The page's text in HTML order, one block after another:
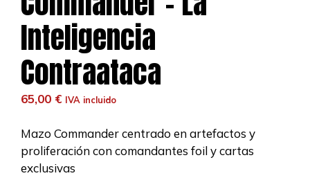
Inteligencia
Contraataca
65,00 € IVA incluido
Mazo Commander centrado en artefactos y
proliferación con comandantes foil y cartas
exclusivas